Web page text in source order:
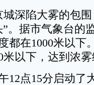
深陷大雾的包围
。据市气象台的
都在1000米以下
以下，达到浓
点15分启动了